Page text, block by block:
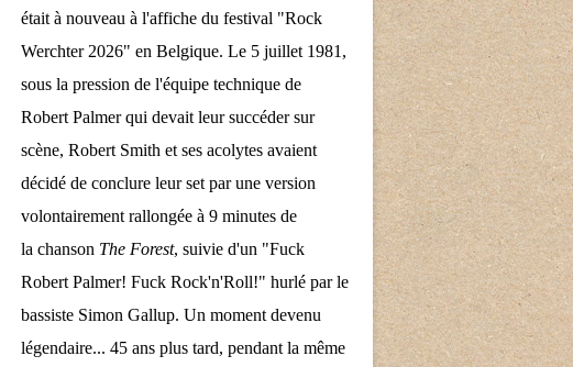
était à nouveau à l'affiche du festival "Rock
Werchter 2026" en Belgique. Le 5 juillet 1981,
sous la pression de l'équipe technique de
Robert Palmer qui devait leur succéder sur
scène, Robert Smith et ses acolytes avaient
décidé de conclure leur set par une version
volontairement rallongée à 9 minutes de
la chanson The Forest, suivie d'un "Fuck
Robert Palmer! Fuck Rock'n'Roll!" hurlé par le
bassiste Simon Gallup. Un moment devenu
légendaire... 45 ans plus tard, pendant la même